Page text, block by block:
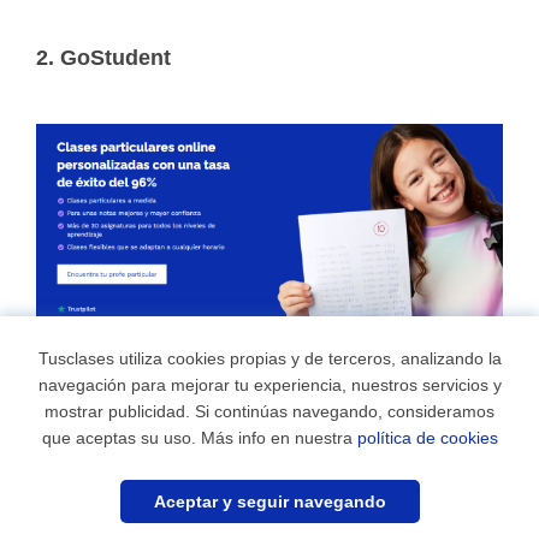
2. GoStudent
particulares online con mayor crecimiento en Europa.
Aunque no está especializada exclusivamente en
¿Necesitas profesor?
Encuéntralo ahora 0
Tusclases utiliza cookies propias y de terceros, analizando la
navegación para mejorar tu experiencia, nuestros servicios y
mostrar publicidad. Si continúas navegando, consideramos
que aceptas su uso. Más info en nuestra política de cookies
Aceptar y seguir navegando